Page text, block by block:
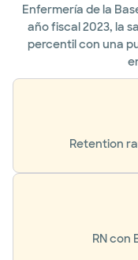
Enfermería de la
año fiscal 2023, la
percentil con una
Retention
RN con